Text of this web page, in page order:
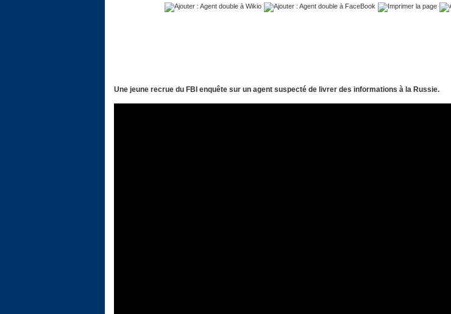
Une jeune recrue du FBI enquête sur un agent suspecté de livrer des informations à la Russie.